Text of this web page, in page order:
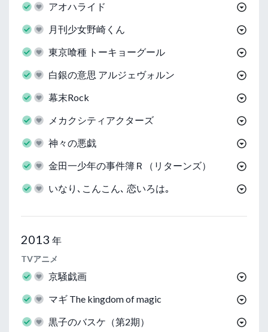
アオハライド
月刊少女野崎くん
東京喰種 トーキョーグール
白銀の意思 アルジェヴォルン
幕末Rock
メカクシティアクターズ
神々の悪戯
金田一少年の事件簿Ｒ（リターンズ）
いなり､こんこん､ 恋いろは｡
2013 年
TVアニメ
京騒戯画
マギ The kingdom of magic
黒子のバスケ（第2期）